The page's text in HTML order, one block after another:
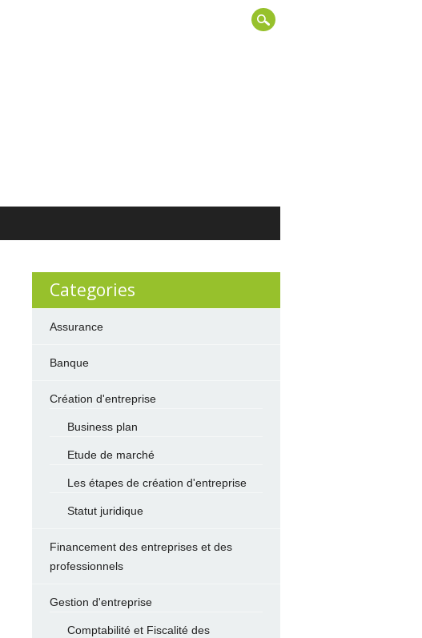
Categories
Assurance
Banque
Création d'entreprise
Business plan
Etude de marché
Les étapes de création d'entreprise
Statut juridique
Financement des entreprises et des
professionnels
Gestion d'entreprise
Comptabilité et Fiscalité des